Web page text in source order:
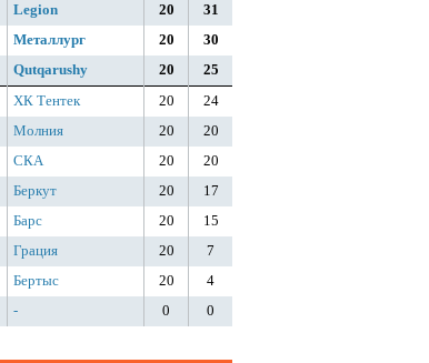
Legion 20
31
Металлург 20
30
Qutqarushy 20
25
ХК Тентек 20
24
Молния 20
20
СКА 20
20
Беркут 20
17
Барс 20
15
Грация 20
7
Бертыс 20
4
- 0 0